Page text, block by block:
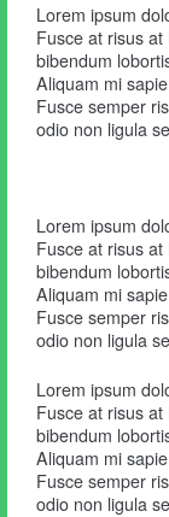
Lorem ipsum
Fusce at risus
bibendum
Aliquam mi
Fusce semper
odio non ligula
Lorem ipsum
Fusce at risus
bibendum
Aliquam mi
Fusce semper
odio non ligula
Lorem ipsum
Fusce at risus
bibendum
Aliquam mi
Fusce semper
odio non ligula